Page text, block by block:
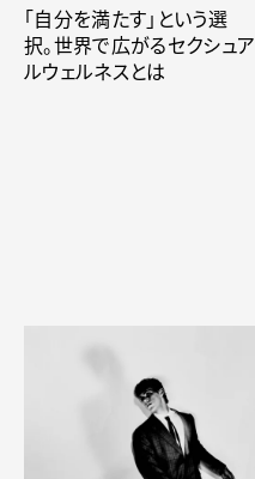
「自分を満たす」という選
択。世界で広がるセクシュア
ルウェルネスとは